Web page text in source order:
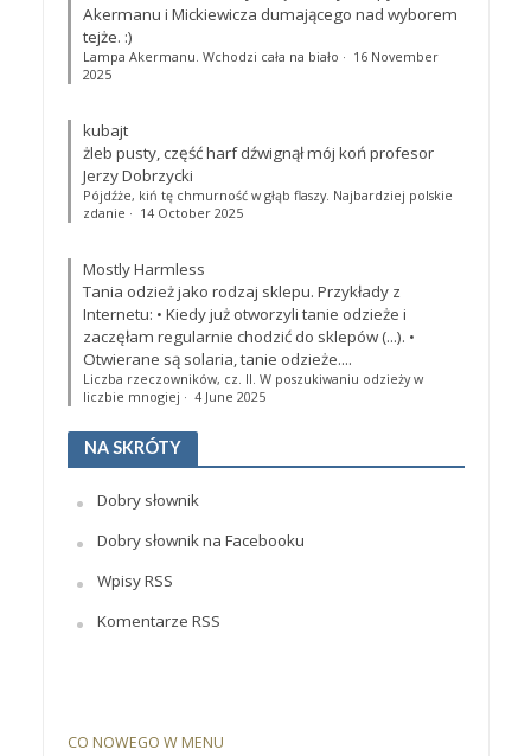
Akermanu i Mickiewicza dumającego nad wyborem
tejże. :)
Lampa Akermanu. Wchodzi cała na biało · 16 November
2025
kubajt
żleb pusty, część harf dźwignął mój koń profesor
Jerzy Dobrzycki
Pójdźże, kiń tę chmurność w głąb flaszy. Najbardziej polskie
zdanie · 14 October 2025
Mostly Harmless
Tania odzież jako rodzaj sklepu. Przykłady z
Internetu: • Kiedy już otworzyli tanie odzieże i
zaczęłam regularnie chodzić do sklepów (...). •
Otwierane są solaria, tanie odzieże....
Liczba rzeczowników, cz. II. W poszukiwaniu odzieży w
liczbie mnogiej · 4 June 2025
NA SKRÓTY
Dobry słownik
Dobry słownik na Facebooku
Wpisy RSS
Komentarze RSS
CO NOWEGO W MENU